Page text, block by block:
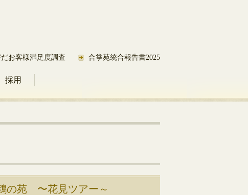
お客様満足度調査 合掌苑統合報告書2025
採用
の苑 〜花見ツアー～